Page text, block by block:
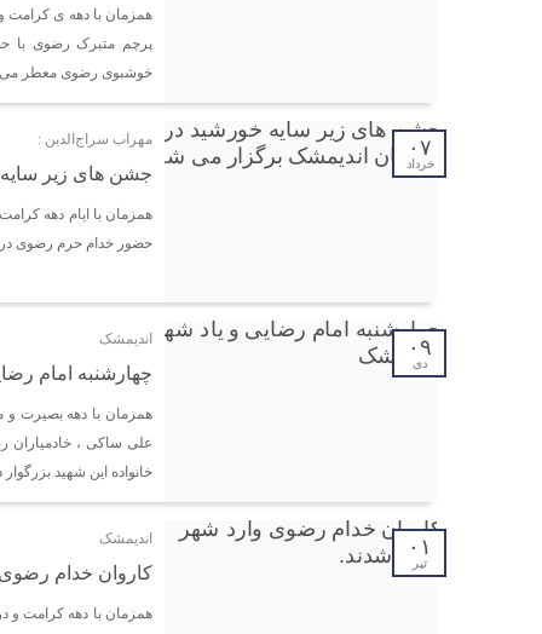
همزمان با دهه ی کرامت
پرچم متبرک رضوی با
خوشبوی رضوی معطر می
۰۷
خرداد
مهراب سراج‌الدین :
جشن های زیر
همزمان با ایام دهه
حضور خدام حرم رضوی در
۰۹
دی
اندیمشک
چهارشنبه امام
همزمان با دهه بصیرت و
علی ساکی ، خادمیاران
خانواده این شهید بزرگوار
۰۱
تیر
اندیمشک
کاروان خدام
همزمان با دهه کرامت و